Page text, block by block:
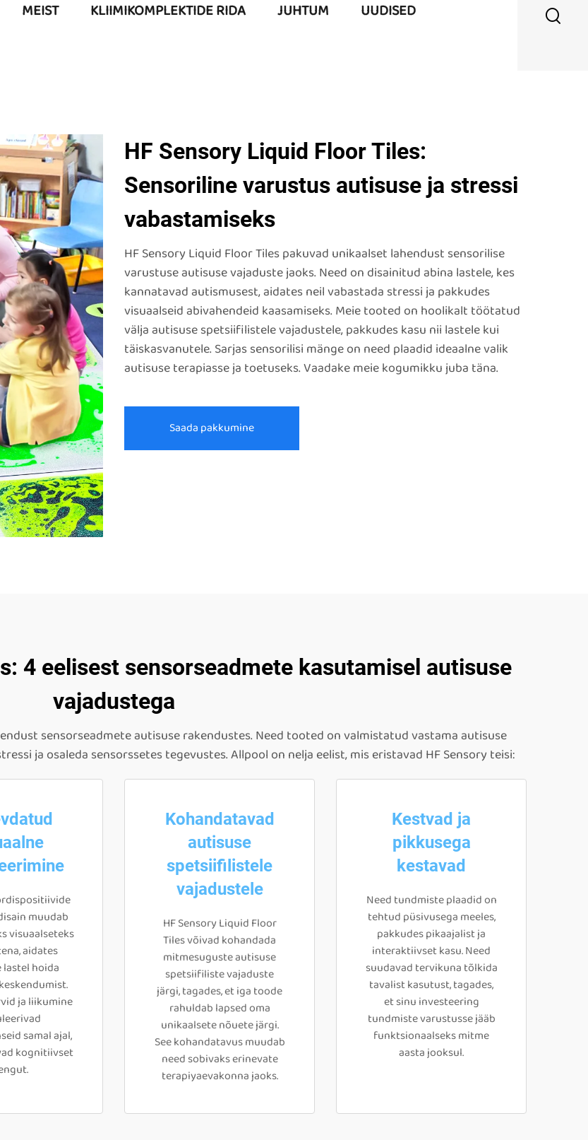
MEIST KLIIMIKOMPLEKTIDE RIDA JUHTUM UUDISED
HF Sensory Liquid Floor Tiles:
Sensoriline varustus autisuse ja stressi
vabastamiseks
HF Sensory Liquid Floor Tiles pakuvad unikaalset lahendust sensorilise
varustuse autisuse vajaduste jaoks. Need on disainitud abina lastele, kes
kannatavad autismusest, aidates neil vabastada stressi ja pakkudes
visuaalseid abivahendeid kaasamiseks. Meie tooted on hoolikalt töötatud
välja autisuse spetsiifilistele vajadustele, pakkudes kasu nii lastele kui
täiskasvanutele. Sarjas sensorilisi mänge on need plaadid ideaalne valik
autisuse terapiasse ja toetuseks. Vaadake meie kogumikku juba täna.
Saada pakkumine
4 eelisest sensorseadmete kasutamisel autisuse
vajadustega
sensorseadmete autisuse rakendustes. Need tooted on valmistatud vastama autisuse
ja osaleda sensorssetes tegevustes. Allpool on nelja eelist, mis eristavad HF Sensory teisi:
muudab
visuaalseteks
aidates
hoida
ja liikumine
samal ajal,
kognitiivset
Kohandatavad
autisuse
spetsiifilistele
vajadustele
HF Sensory Liquid Floor
Tiles võivad kohandada
mitmesuguste autisuse
spetsiifiliste vajaduste
järgi, tagades, et iga toode
rahuldab lapsed oma
unikaalsete nõuete järgi.
See kohandatavus muudab
need sobivaks erinevate
terapiyaevakonna jaoks.
Kestvad ja
pikkusega
kestavad
Need tundmiste plaadid on
tehtud püsivusega meeles,
pakkudes pikaajalist ja
interaktiivset kasu. Need
suudavad tervikuna tõlkida
tavalist kasutust, tagades,
et sinu investeering
tundmiste varustusse jääb
funktsionaalseks mitme
aasta jooksul.